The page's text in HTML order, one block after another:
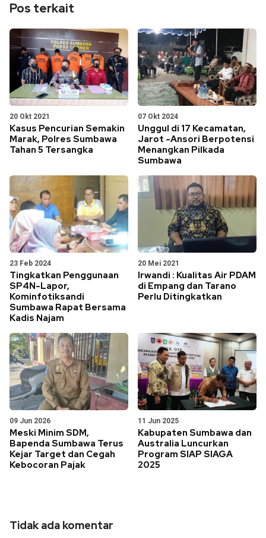
Pos terkait
20 Okt 2021
Kasus Pencurian Semakin
Marak, Polres Sumbawa
Tahan 5 Tersangka
07 Okt 2024
Unggul di 17 Kecamatan,
Jarot -Ansori Berpotensi
Menangkan Pilkada
Sumbawa
23 Feb 2024
Tingkatkan Penggunaan
SP4N-Lapor,
Kominfotiksandi
Sumbawa Rapat Bersama
Kadis Najam
20 Mei 2021
Irwandi : Kualitas Air PDAM
di Empang dan Tarano
Perlu Ditingkatkan
09 Jun 2026
Meski Minim SDM,
Bapenda Sumbawa Terus
Kejar Target dan Cegah
Kebocoran Pajak
11 Jun 2025
Kabupaten Sumbawa dan
Australia Luncurkan
Program SIAP SIAGA
2025
Tidak ada komentar